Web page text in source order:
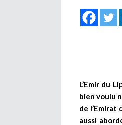
L’Emir du
bien voulu
de l’Emirat
aussi